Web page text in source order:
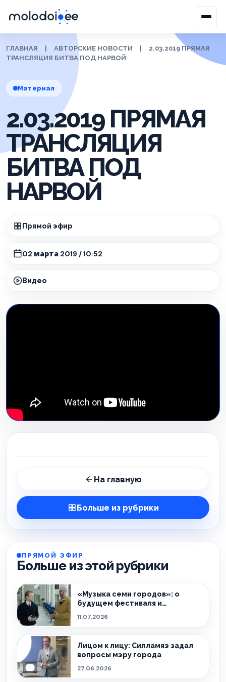
ГЛАВНАЯ АВТОРСКИЕ НОВОСТИ
2.03.2019 ПРЯМАЯ
ТРАНСЛЯЦИЯ БИТВА ПОД НАРВОЙ
Материал
2.03.2019 ПРЯМАЯ
ТРАНСЛЯЦИЯ
БИТВА ПОД
НАРВОЙ
Прямой эфир
02 марта 2019 / 10:52
Видео
На главную
Больше из рубрики
ПРЯМОЙ ЭФИР
Больше из этой рубрики
«Музыка семи городов»: о
будущем фестиваля и
11.07.2026
Лицом к лицу: Силламяэ задал
вопросы мэру города
27.06.2026